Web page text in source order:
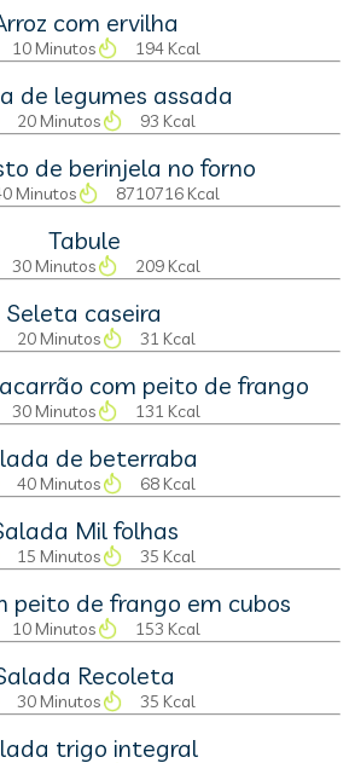
com ervilha
10 Minutos 194 Kcal
de legumes assada
20 Minutos 93 Kcal
de berinjela no forno
Minutos 8710716 Kcal
Tabule
30 Minutos 209 Kcal
Seleta caseira
20 Minutos 31 Kcal
com peito de frango
30 Minutos 131 Kcal
de beterraba
40 Minutos 68 Kcal
Mil folhas
15 Minutos 35 Kcal
peito de frango em cubos
10 Minutos 153 Kcal
Recoleta
30 Minutos 35 Kcal
trigo integral